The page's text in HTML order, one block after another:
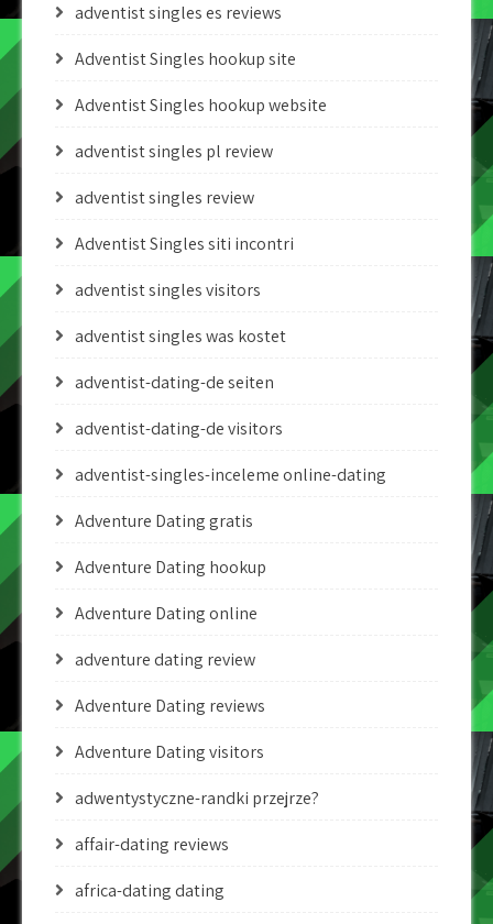
adventist singles es reviews
Adventist Singles hookup site
Adventist Singles hookup website
adventist singles pl review
adventist singles review
Adventist Singles siti incontri
adventist singles visitors
adventist singles was kostet
adventist-dating-de seiten
adventist-dating-de visitors
adventist-singles-inceleme online-dating
Adventure Dating gratis
Adventure Dating hookup
Adventure Dating online
adventure dating review
Adventure Dating reviews
Adventure Dating visitors
adwentystyczne-randki przejrze?
affair-dating reviews
africa-dating dating